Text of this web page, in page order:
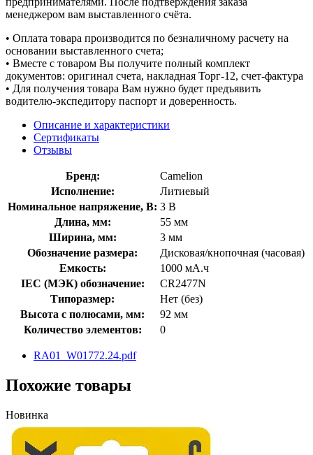
менеджером вам выставленного счёта.
• Оплата товара производится по безналичному расчету на
основании выставленного счета;
• Вместе с товаром Вы получите полный комплект
документов: оригинал счета, накладная Торг-12, счет-фактура
• Для получения товара Вам нужно будет предъявить
водителю-экспедитору паспорт и доверенность.
Описание и характеристики
Сертификаты
Отзывы
Бренд:
Camelion
Исполнение:
Литиевый
Номинальное напряжение, В: 3 В
Длина, мм:
55 мм
Ширина, мм:
3 мм
Обозначение размера:
Дисковая/кнопочная (часовая)
Емкость:
1000 мА.ч
IEC (МЭК) обозначение:
CR2477N
Типоразмер:
Нет (без)
Высота с полюсами, мм:
92 мм
Количество элементов:
0
RA01_W01772.24.pdf
Похожие товары
Новинка